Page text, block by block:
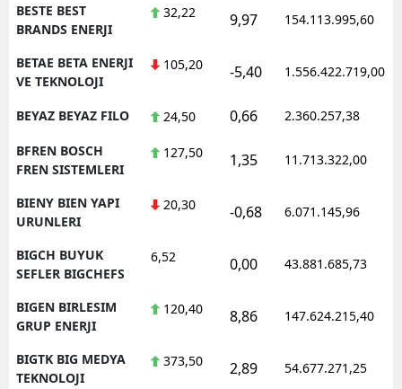
BESTE BEST
BRANDS ENERJI
32,22 9,97 154.113.995,60
BETAE BETA ENERJI
VE TEKNOLOJI
105,20 -5,40 1.556.422.719,00
BEYAZ BEYAZ FILO 24,50 0,66 2.360.257,38
BFREN BOSCH
FREN SISTEMLERI
127,50 1,35 11.713.322,00
BIENY BIEN YAPI
URUNLERI
20,30 -0,68 6.071.145,96
BIGCH BUYUK
SEFLER BIGCHEFS
6,52 0,00 43.881.685,73
BIGEN BIRLESIM
GRUP ENERJI
120,40 8,86 147.624.215,40
BIGTK BIG MEDYA
TEKNOLOJI
373,50 2,89 54.677.271,25